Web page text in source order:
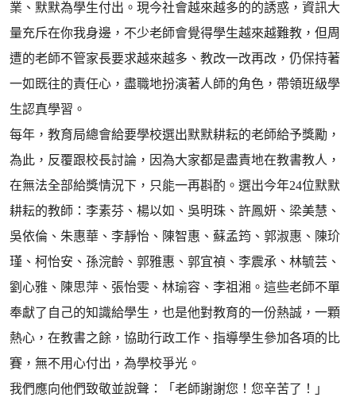
業、默默為學生付出。現今社會越來越多的的誘惑，資訊大
量充斥在你我身邊，不少老師會覺得學生越來越難教，但周
遭的老師不管家長要求越來越多、教改一改再改，仍保持著
一如既往的責任心，盡職地扮演著人師的角色，帶領班級學
生認真學習。
每年，教育局總會給要學校選出默默耕耘的老師給予獎勵，
為此，反覆跟校長討論，因為大家都是盡責地在教書教人，
在無法全部給獎情況下，只能一再斟酌。選出今年24位默默
耕耘的教師：李素芬、楊以如、吳明珠、許鳳妍、梁美慧、
吳依倫、朱惠華、李靜怡、陳智惠、蘇孟筠、郭淑惠、陳玠
瑾、柯怡安、孫浣齡、郭雅惠、郭宜禎、李震承、林毓芸、
劉心雅、陳思萍、張怡雯、林瑜容、李祖湘。這些老師不單
奉獻了自己的知識給學生，也是他對教育的一份熱誠，一顆
熱心，在教書之餘，協助行政工作、指導學生參加各項的比
賽，無不用心付出，為學校爭光。
我們應向他們致敬並說聲：「老師謝謝您！您辛苦了！」